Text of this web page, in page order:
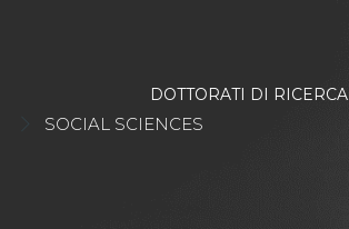
DOTTORATI DI RICERCA
SOCIAL SCIENCES